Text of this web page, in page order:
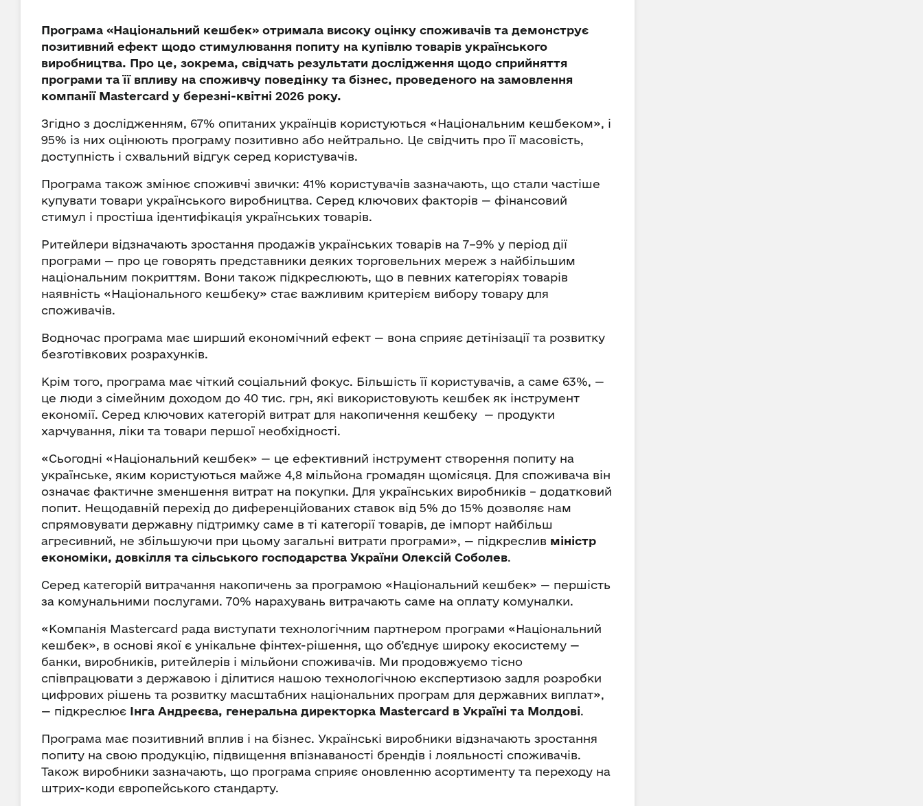
Програма «Національний кешбек» отримала високу оцінку споживачів та демонструє
позитивний ефект щодо стимулювання попиту на купівлю товарів українського
виробництва. Про це, зокрема, свідчать результати дослідження щодо сприйняття
програми та її впливу на споживчу поведінку та бізнес, проведеного на замовлення
компанії Mastercard у березні-квітні 2026 року.
Згідно з дослідженням, 67% опитаних українців користуються «Національним кешбеком», і
95% із них оцінюють програму позитивно або нейтрально. Це свідчить про її масовість,
доступність і схвальний відгук серед користувачів.
Програма також змінює споживчі звички: 41% користувачів зазначають, що стали частіше
купувати товари українського виробництва. Серед ключових факторів — фінансовий
стимул і простіша ідентифікація українських товарів.
Ритейлери відзначають зростання продажів українських товарів на 7–9% у період дії
програми — про це говорять представники деяких торговельних мереж з найбільшим
національним покриттям. Вони також підкреслюють, що в певних категоріях товарів
наявність «Національного кешбеку» стає важливим критерієм вибору товару для
споживачів.
Водночас програма має ширший економічний ефект — вона сприяє детінізації та розвитку
безготівкових розрахунків.
Крім того, програма має чіткий соціальний фокус. Більшість її користувачів, а саме 63%, —
це люди з сімейним доходом до 40 тис. грн, які використовують кешбек як інструмент
економії. Серед ключових категорій витрат для накопичення кешбеку — продукти
харчування, ліки та товари першої необхідності.
«Сьогодні «Національний кешбек» — це ефективний інструмент створення попиту на
українське, яким користуються майже 4,8 мільйона громадян щомісяця. Для споживача він
означає фактичне зменшення витрат на покупки. Для українських виробників – додатковий
попит. Нещодавній перехід до диференційованих ставок від 5% до 15% дозволяє нам
спрямовувати державну підтримку саме в ті категорії товарів, де імпорт найбільш
агресивний, не збільшуючи при цьому загальні витрати програми», — підкреслив міністр
економіки, довкілля та сільського господарства України Олексій Соболев.
Серед категорій витрачання накопичень за програмою «Національний кешбек» — першість
за комунальними послугами. 70% нарахувань витрачають саме на оплату комуналки.
«Компанія Mastercard рада виступати технологічним партнером програми «Національний
кешбек», в основі якої є унікальне фінтех-рішення, що об’єднує широку екосистему —
банки, виробників, ритейлерів і мільйони споживачів. Ми продовжуємо тісно
співпрацювати з державою і ділитися нашою технологічною експертизою задля розробки
цифрових рішень та розвитку масштабних національних програм для державних виплат»,
— підкреслює Інга Андреєва, генеральна директорка Mastercard в Україні та Молдові.
Програма має позитивний вплив і на бізнес. Українські виробники відзначають зростання
попиту на свою продукцію, підвищення впізнаваності брендів і лояльності споживачів.
Також виробники зазначають, що програма сприяє оновленню асортименту та переходу на
штрих-коди європейського стандарту.